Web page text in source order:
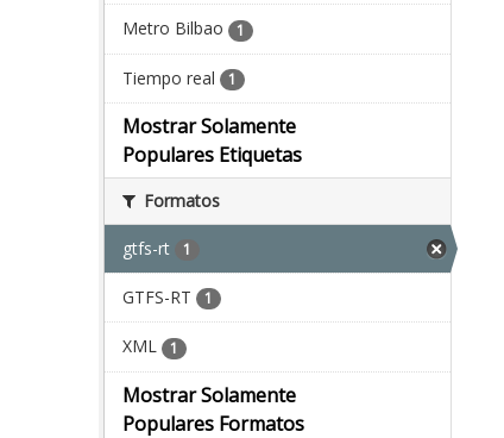
Metro Bilbao 1
Tiempo real 1
Mostrar Solamente
Populares Etiquetas
Formatos
gtfs-rt 1
GTFS-RT 1
XML 1
Mostrar Solamente
Populares Formatos